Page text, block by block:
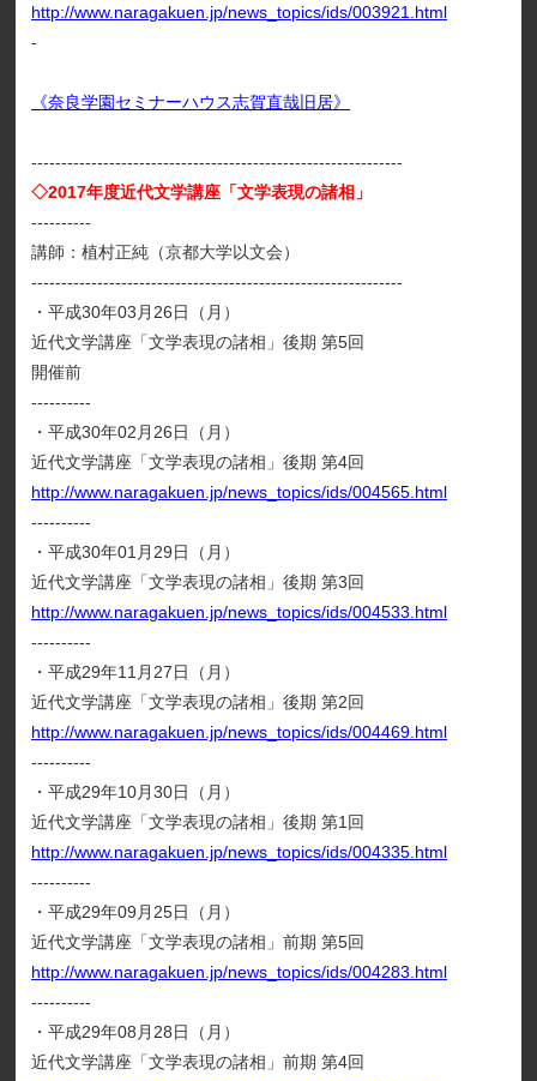
http://www.naragakuen.jp/news_topics/ids/003921.html
-
《奈良学園セミナーハウス志賀直哉旧居》
--------------------------------------------------------------
◇2017年度近代文学講座「文学表現の諸相」
----------
講師：植村正純（京都大学以文会）
--------------------------------------------------------------
・平成30年03月26日（月）
近代文学講座「文学表現の諸相」後期 第5回
開催前
----------
・平成30年02月26日（月）
近代文学講座「文学表現の諸相」後期 第4回
http://www.naragakuen.jp/news_topics/ids/004565.html
----------
・平成30年01月29日（月）
近代文学講座「文学表現の諸相」後期 第3回
http://www.naragakuen.jp/news_topics/ids/004533.html
----------
・平成29年11月27日（月）
近代文学講座「文学表現の諸相」後期 第2回
http://www.naragakuen.jp/news_topics/ids/004469.html
----------
・平成29年10月30日（月）
近代文学講座「文学表現の諸相」後期 第1回
http://www.naragakuen.jp/news_topics/ids/004335.html
----------
・平成29年09月25日（月）
近代文学講座「文学表現の諸相」前期 第5回
http://www.naragakuen.jp/news_topics/ids/004283.html
----------
・平成29年08月28日（月）
近代文学講座「文学表現の諸相」前期 第4回